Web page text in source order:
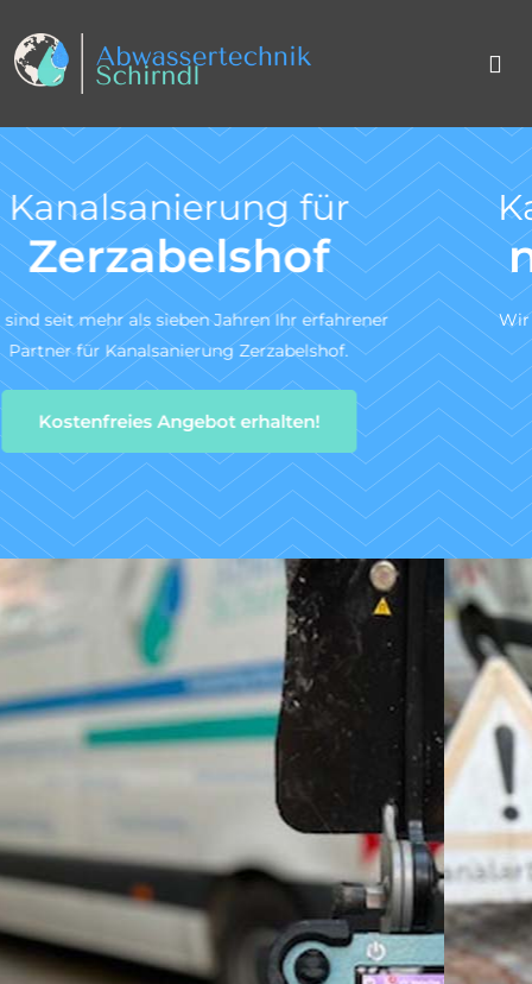
Kanal TV-Untersuchung
nach DIN 1986-30
Wir sind ein zertifiziertes Fachunternehmen für die
Kanal-TV-Untersuchung gem. DIN 1986-30.
Zum Angebotsservice